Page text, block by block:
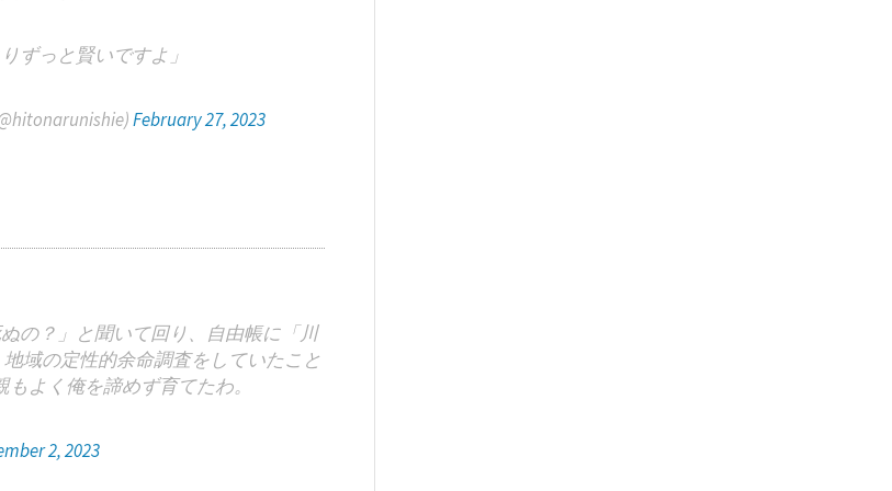
ずっと賢いですよ」
February 27, 2023
の？」と聞いて回り、自由帳に「川
域の定性的余命調査をしていたこと
よく俺を諦めず育てたわ。
2, 2023